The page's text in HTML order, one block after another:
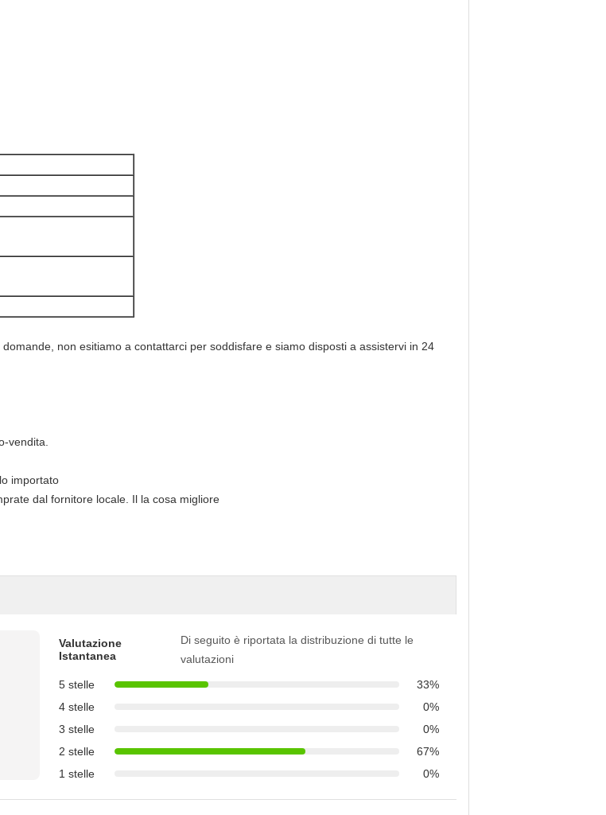
non esitiamo a contattarci per soddisfare e siamo disposti a assistervi in 24
vendita.
importato
dal fornitore locale. Il la cosa migliore
Valutazione
Istantanea
Di seguito è riportata la distribuzione di tutte le
valutazioni
5 stelle
33%
4 stelle
0%
3 stelle
0%
2 stelle
67%
1 stelle
0%